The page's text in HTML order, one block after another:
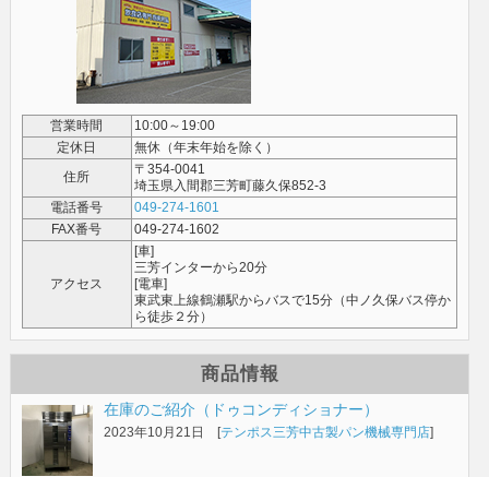
営業時間
10:00～19:00
定休日
無休（年末年始を除く）
住所
〒354-0041
埼玉県入間郡三芳町藤久保852-3
電話番号
049-274-1601
FAX番号
049-274-1602
アクセス
[車]
三芳インターから20分
[電車]
東武東上線鶴瀬駅からバスで15分（中ノ久保バス停か
ら徒歩２分）
商品情報
在庫のご紹介（ドゥコンディショナー）
2023年10月21日 [テンポス三芳中古製パン機械専門店]